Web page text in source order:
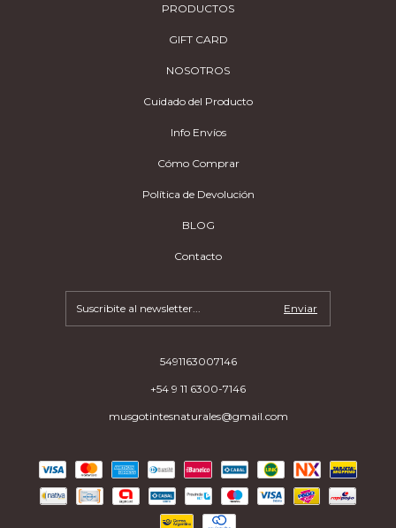
PRODUCTOS
GIFT CARD
NOSOTROS
Cuidado del Producto
Info Envíos
Cómo Comprar
Política de Devolución
BLOG
Contacto
5491163007146
+54 9 11 6300-7146
musgotintesnaturales@gmail.com